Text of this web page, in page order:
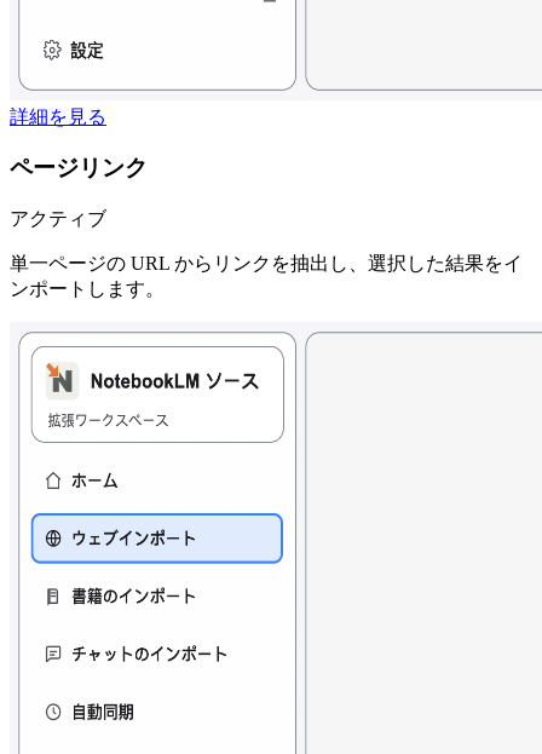
詳細を見る
ページリンク
アクティブ
単一ページの URL からリンクを抽出し、選択した結果をイ
ンポートします。